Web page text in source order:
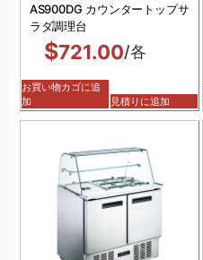
AS900DG カウンタートップサ
ラダ調理台
$721.00/各
お買い物カゴに追
加
見積りに追加